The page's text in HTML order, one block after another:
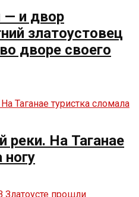
— и двор
златоустовец
дворе своего
реки. На Таганае
ногу